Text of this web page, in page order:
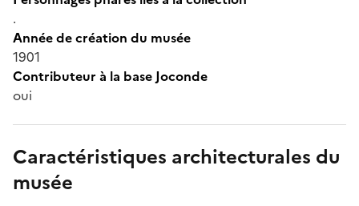
.
Année de création du musée
1901
Contributeur à la base Joconde
oui
Caractéristiques architecturales du
musée